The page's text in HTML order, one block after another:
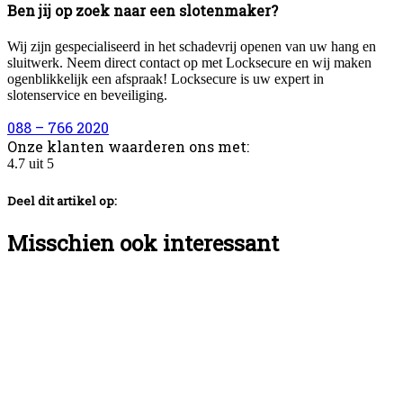
Ben jij op zoek naar een slotenmaker?
Wij zijn gespecialiseerd in het schadevrij openen van uw hang en
sluitwerk. Neem direct contact op met Locksecure en wij maken
ogenblikkelijk een afspraak! Locksecure is uw expert in
slotenservice en beveiliging.
088 – 766 2020
Onze klanten waarderen ons met:
4.7 uit 5
Deel dit artikel op:
Misschien ook interessant